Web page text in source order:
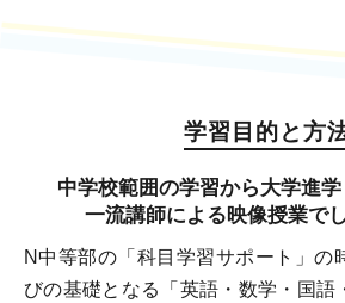
学習目的と方
中学校範囲の学習から大学進学
一流講師による映像授業で
N中等部の「科目学習サポート」の
びの基礎となる「英語・数学・国語